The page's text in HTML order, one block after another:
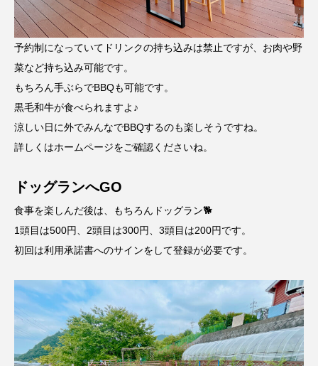
予約制になっていてドリンクの持ち込みは禁止ですが、お肉や野
菜など持ち込み可能です。
もちろん手ぶらでBBQも可能です。
黒毛和牛が食べられますよ♪
涼しい日に外でみんなでBBQするのも楽しそうですね。
詳しくはホームページをご確認くださいね。
ドッグランへGO
食事を楽しんだ後は、もちろんドッグラン🐕
1頭目は500円、2頭目は300円、3頭目は200円です。
初回は利用承諾書へのサインをして登録が必要です。